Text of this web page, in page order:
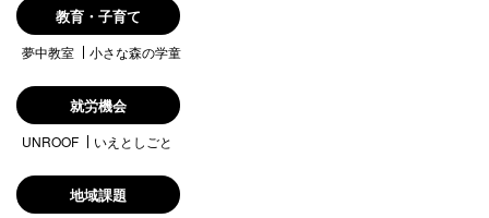
教育・子育て
夢中教室 小さな森の学童
就労機会
UNROOF いえとしごと
地域課題